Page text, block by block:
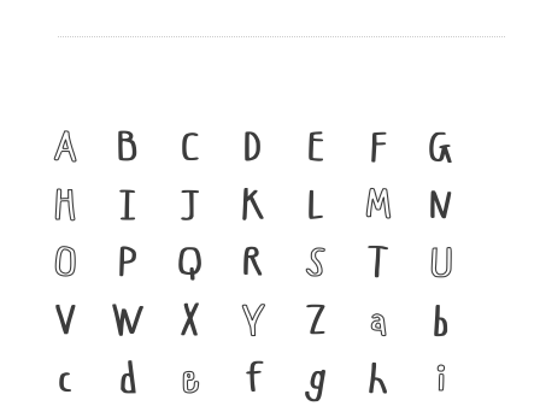
A B C D E F
G
H
I J K L M
N
O
P Q R S T
U
V W X Y Z a
b
c
d e f g h
i